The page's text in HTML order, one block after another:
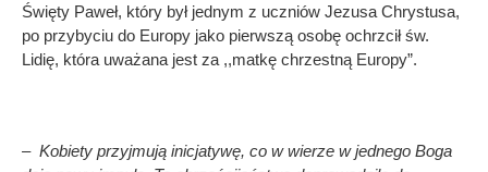
Święty Paweł, który był jednym z uczniów Jezusa Chrystusa,
po przybyciu do Europy jako pierwszą osobę ochrzcił św.
Lidię, która uważana jest za ,,matkę chrzestną Europy”.
– Kobiety przyjmują inicjatywę, co w wierze w jednego Boga